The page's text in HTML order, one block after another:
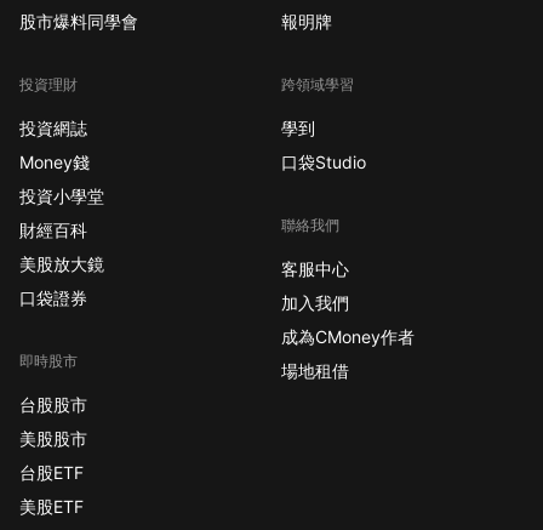
股市爆料同學會
投資理財
投資網誌
Money錢
投資小學堂
財經百科
美股放大鏡
口袋證券
即時股市
台股股市
美股股市
台股ETF
美股ETF
報明牌
跨領域學習
學到
口袋Studio
聯絡我們
客服中心
加入我們
成為CMoney作者
場地租借